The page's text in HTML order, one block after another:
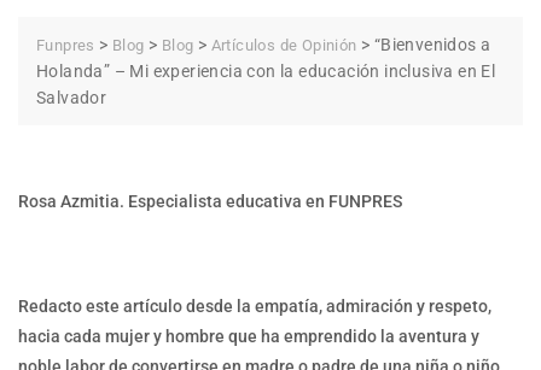
Funpres > Blog > Blog > Artículos de Opinión > “Bienvenidos a
Holanda” – Mi experiencia con la educación inclusiva en El
Salvador
Rosa Azmitia. Especialista educativa en FUNPRES
Redacto este artículo desde la empatía, admiración y respeto,
hacia cada mujer y hombre que ha emprendido la aventura y
noble labor de convertirse en madre o padre de una niña o niño